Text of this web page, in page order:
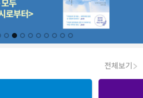
전체보기